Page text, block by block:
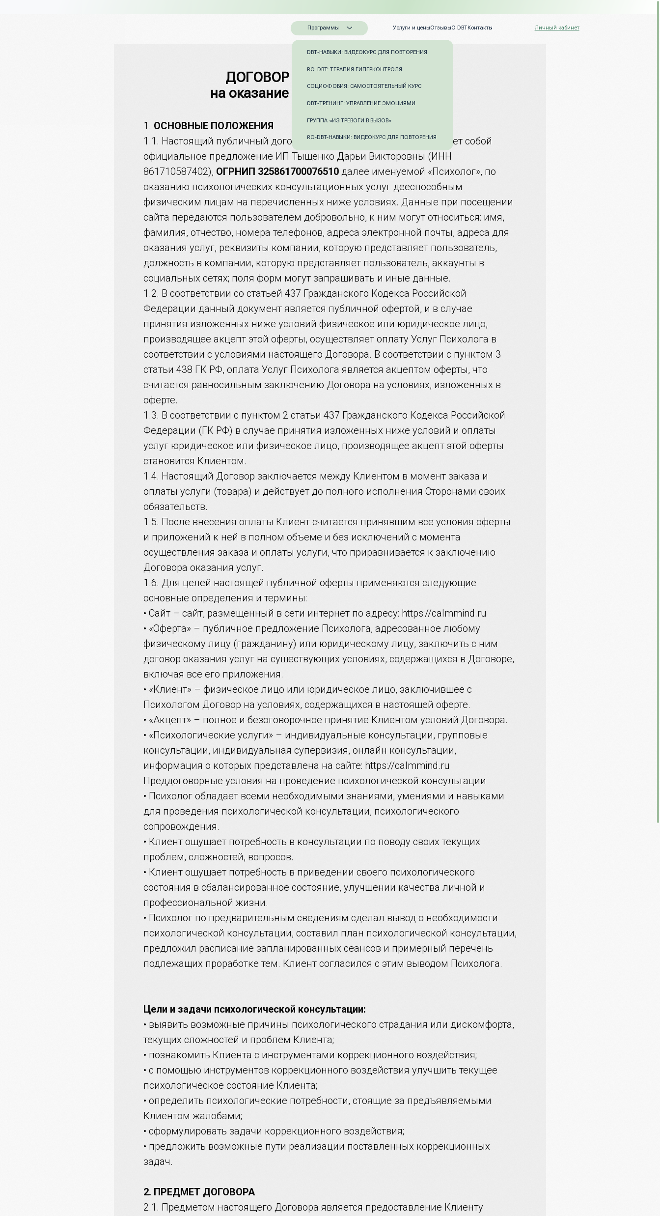
Услуги и цены Отзывы Контакты
Программы
DBT‑НАВЫКИ: ВИДЕОКУРС ДЛЯ ПОВТОРЕНИЯ
СОЦИОФОБИЯ: САМОСТОЯТЕЛЬНЫЙ КУРС
DBT‑ТРЕНИНГ: УПРАВЛЕНИЕ ЭМОЦИЯМИ
RO-DBT-НАВЫКИ: ВИДЕОКУРС ДЛЯ ПОВТОРЕНИЯ
ДОГОВОР ПУБЛИЧНОЙ ОФЕРТЫ
на оказание консультационных услуг
1. ОСНОВНЫЕ ПОЛОЖЕНИЯ
1.1. Настоящий публичный договор (далее – Договор) представляет собой
официальное предложение ИП Тыщенко Дарьи Викторовны (ИНН
861710587402), ОГРНИП 325861700076510 далее именуемой «Психолог», по
оказанию психологических консультационных услуг дееспособным
физическим лицам на перечисленных ниже условиях. Данные при посещении
сайта передаются пользователем добровольно, к ним могут относиться: имя,
фамилия, отчество, номера телефонов, адреса электронной почты, адреса для
оказания услуг, реквизиты компании, которую представляет пользователь,
должность в компании, которую представляет пользователь, аккаунты в
социальных сетях; поля форм могут запрашивать и иные данные.
1.2. В соответствии со статьей 437 Гражданского Кодекса Российской
Федерации данный документ является публичной офертой, и в случае
принятия изложенных ниже условий физическое или юридическое лицо,
производящее акцепт этой оферты, осуществляет оплату Услуг Психолога в
соответствии с условиями настоящего Договора. В соответствии с пунктом 3
статьи 438 ГК РФ, оплата Услуг Психолога является акцептом оферты, что
считается равносильным заключению Договора на условиях, изложенных в
оферте.
1.3. В соответствии с пунктом 2 статьи 437 Гражданского Кодекса Российской
Федерации (ГК РФ) в случае принятия изложенных ниже условий и оплаты
услуг юридическое или физическое лицо, производящее акцепт этой оферты
становится Клиентом.
1.4. Настоящий Договор заключается между Клиентом в момент заказа и
оплаты услуги (товара) и действует до полного исполнения Сторонами своих
обязательств.
1.5. После внесения оплаты Клиент считается принявшим все условия оферты
и приложений к ней в полном объеме и без исключений с момента
осуществления заказа и оплаты услуги, что приравнивается к заключению
Договора оказания услуг.
1.6. Для целей настоящей публичной оферты применяются следующие
основные определения и термины:
• Сайт – сайт, размещенный в сети интернет по адресу: https://calmmind.ru
• «Оферта» – публичное предложение Психолога, адресованное любому
физическому лицу (гражданину) или юридическому лицу, заключить с ним
договор оказания услуг на существующих условиях, содержащихся в Договоре,
включая все его приложения.
• «Клиент» – физическое лицо или юридическое лицо, заключившее с
Психологом Договор на условиях, содержащихся в настоящей оферте.
• «Акцепт» – полное и безоговорочное принятие Клиентом условий Договора.
• «Психологические услуги» – индивидуальные консультации, групповые
консультации, индивидуальная супервизия, онлайн консультации,
информация о которых представлена на сайте: https://calmmind.ru
Преддоговорные условия на проведение психологической консультации
• Психолог обладает всеми необходимыми знаниями, умениями и навыками
для проведения психологической консультации, психологического
сопровождения.
• Клиент ощущает потребность в консультации по поводу своих текущих
проблем, сложностей, вопросов.
• Клиент ощущает потребность в приведении своего психологического
состояния в сбалансированное состояние, улучшении качества личной и
профессиональной жизни.
• Психолог по предварительным сведениям сделал вывод о необходимости
психологической консультации, составил план психологической консультации,
предложил расписание запланированных сеансов и примерный перечень
подлежащих проработке тем. Клиент согласился с этим выводом Психолога.
Цели и задачи психологической консультации:
• выявить возможные причины психологического страдания или дискомфорта,
текущих сложностей и проблем Клиента;
• познакомить Клиента с инструментами коррекционного воздействия;
• с помощью инструментов коррекционного воздействия улучшить текущее
психологическое состояние Клиента;
• определить психологические потребности, стоящие за предъявляемыми
Клиентом жалобами;
• сформулировать задачи коррекционного воздействия;
• предложить возможные пути реализации поставленных коррекционных
задач.
2. ПРЕДМЕТ ДОГОВОРА
2.1. Предметом настоящего Договора является предоставление Клиенту